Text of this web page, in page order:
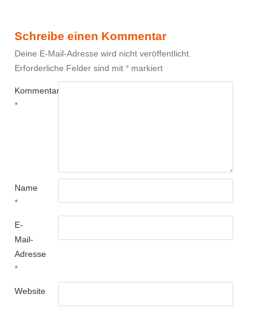
Schreibe einen Kommentar
Deine E-Mail-Adresse wird nicht veröffentlicht.
Erforderliche Felder sind mit * markiert
Kommentar
*
Name
*
E-
Mail-
Adresse
*
Website